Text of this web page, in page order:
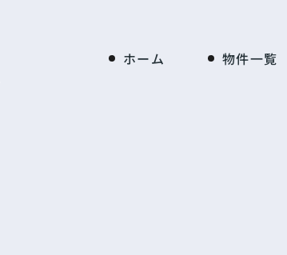
ホーム 物件一覧